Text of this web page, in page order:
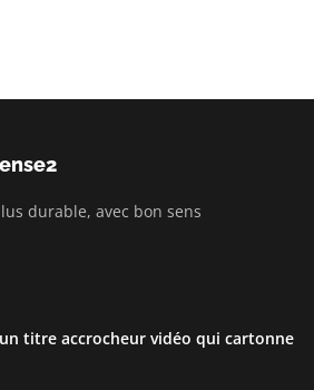
durable, avec bon sens
titre accrocheur vidéo qui cartonne